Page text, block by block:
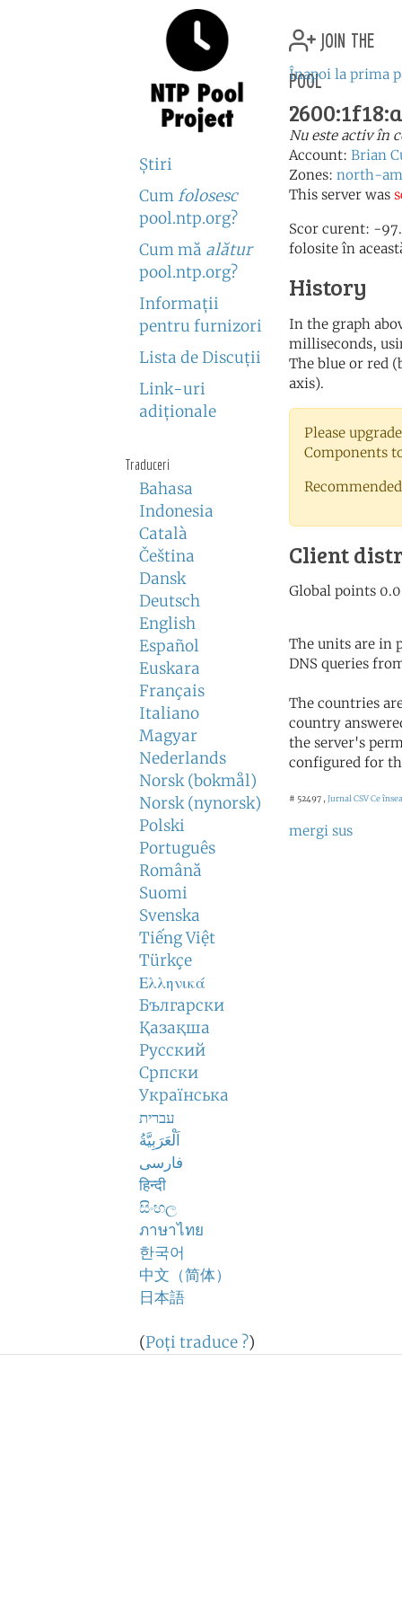
Ştiri
Cum folosesc
pool.ntp.org?
Cum mă alătur
pool.ntp.org?
Informaţii
pentru furnizori
Lista de Discuţii
Link-uri
adiţionale
Traduceri
Bahasa
Indonesia
Català
Čeština
Dansk
Deutsch
English
Español
Euskara
Français
Italiano
Magyar
Nederlands
Norsk (bokmål)
Norsk (nynorsk)
Polski
Português
Română
Suomi
Svenska
Tiếng Việt
Türkçe
Ελληνικά
Български
Қазақша
Русский
Српски
Українська
עברית
اَلْعَرَبِيَّةُ
فارسی
हिन्दी
සිංහල
ภาษาไทย
한국어
中文（简体）
日本語
(Poţi traduce ?)
join the
pool
Înapoi la prima
Nu este activ în
Account: Brian
Zones: north-
This server was
Scor curent: -
folosite în
History
In the graph
milliseconds,
The blue or red
axis).
Please
Components
Client
The units are in
DNS queries
The countries
country
the server's
configured for
# 52497 , Jurnal CSVCe
mergi sus